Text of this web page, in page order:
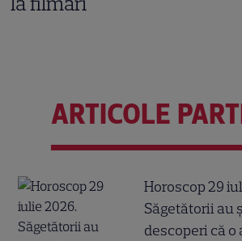
ARTICOLE
Horoscop 29
Săgetătorii au
descoperi că